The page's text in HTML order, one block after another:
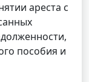
ареста с
пособия и